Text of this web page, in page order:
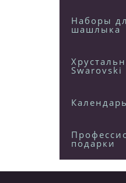
Наборы
шашлыка
Swarovski
подарки